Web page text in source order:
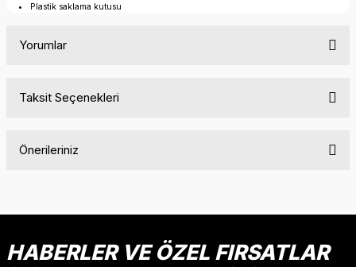
Plastik saklama kutusu
Yorumlar
Taksit Seçenekleri
Önerileriniz
HABERLER VE ÖZEL FIRSATLAR